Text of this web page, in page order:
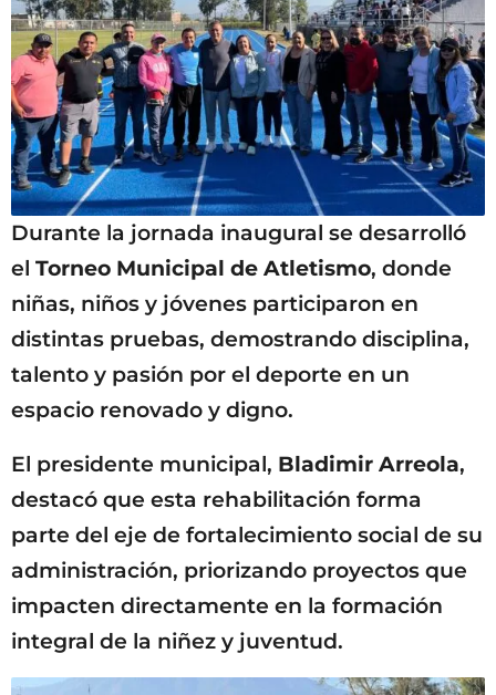
Durante la jornada inaugural se desarrolló
el Torneo Municipal de Atletismo, donde
niñas, niños y jóvenes participaron en
distintas pruebas, demostrando disciplina,
talento y pasión por el deporte en un
espacio renovado y digno.
El presidente municipal, Bladimir Arreola,
destacó que esta rehabilitación forma
parte del eje de fortalecimiento social de su
administración, priorizando proyectos que
impacten directamente en la formación
integral de la niñez y juventud.